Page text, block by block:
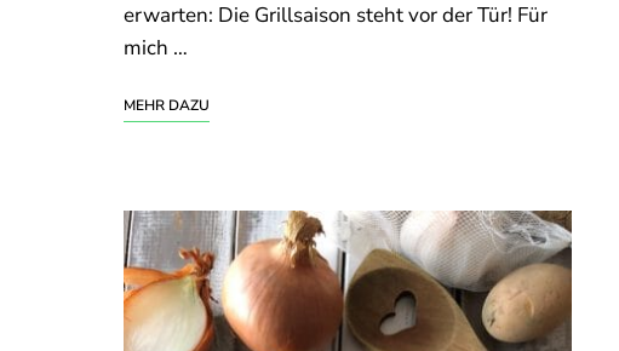
erwarten: Die Grillsaison steht vor der Tür! Für
mich …
MEHR DAZU